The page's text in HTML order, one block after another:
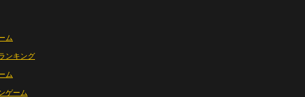
ム
ンキング
ム
ゲーム